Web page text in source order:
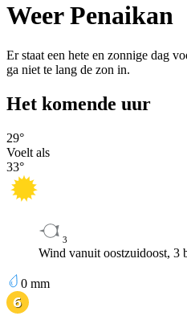
Weer Penaikan
Er staat een hete en zonnige dag
ga niet te lang de zon in.
Het komende uur
29°
Voelt als
33°
3
Wind vanuit oostzuidoost, 3
0 mm